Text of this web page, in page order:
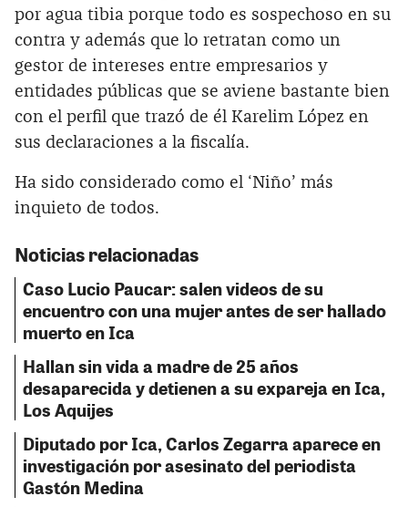
por agua tibia porque todo es sospechoso en su
contra y además que lo retratan como un
gestor de intereses entre empresarios y
entidades públicas que se aviene bastante bien
con el perfil que trazó de él Karelim López en
sus declaraciones a la fiscalía.
Ha sido considerado como el ‘Niño’ más
inquieto de todos.
Noticias relacionadas
Caso Lucio Paucar: salen videos de su
encuentro con una mujer antes de ser hallado
muerto en Ica
Hallan sin vida a madre de 25 años
desaparecida y detienen a su expareja en Ica,
Los Aquijes
Diputado por Ica, Carlos Zegarra aparece en
investigación por asesinato del periodista
Gastón Medina